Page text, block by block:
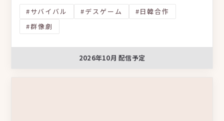
#サバイバル #デスゲーム
#日韓合作
#群像劇
2026年10月 配信予定